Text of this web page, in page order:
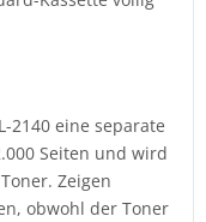
2140 eine separate
Seiten und wird
Zeigen
obwohl der Toner